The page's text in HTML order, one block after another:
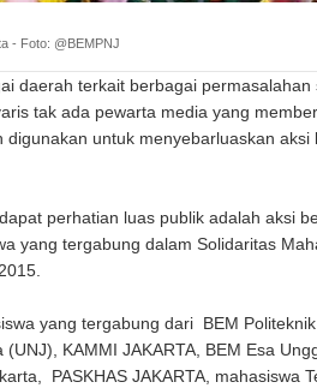
- Foto: @BEMPNJ
daerah terkait berbagai
tak ada pewarta media yang
digunakan untuk menyebarluaskan
perhatian luas publik adalah aksi
yang tergabung dalam Solidaritas
yang tergabung dari BEM
KAMMI JAKARTA, BEM Esa
PASKHAS JAKARTA, mahasiswa